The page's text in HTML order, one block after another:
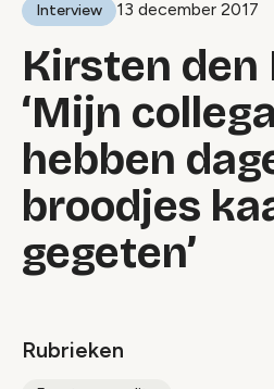
Interview 13 december 2017
Kirsten den
‘Mijn
hebben
broodjes
gegeten’
Rubrieken